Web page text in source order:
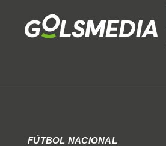
FÚTBOL NACIONAL